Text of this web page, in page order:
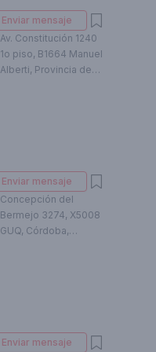
Enviar mensaje
Av. Constitución 1240
1o piso, B1664 Manuel
Alberti, Provincia de
Enviar mensaje
Concepción del
Bermejo 3274, X5008
GUQ, Córdoba,
Enviar mensaje